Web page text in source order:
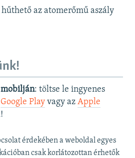
az atomerőmű aszály
: töltse le ingyenes
Google Playvagy az Apple
érdekében a weboldal egyes
csak korlátozottan érhetők